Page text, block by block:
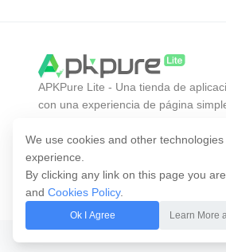
We use cookies and other
experience.
By clicking any link on this page you
and Cookies Policy.
Ok I Agree Learn More
APKPure Lite - Una tienda de
con una experiencia de página
fácil, rápida y segura.